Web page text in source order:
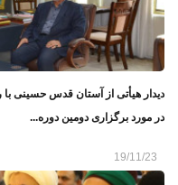
دیدار هیأتی از آستان قدس حسینی
در مورد برگزاری دومین دوره...
19/11/23